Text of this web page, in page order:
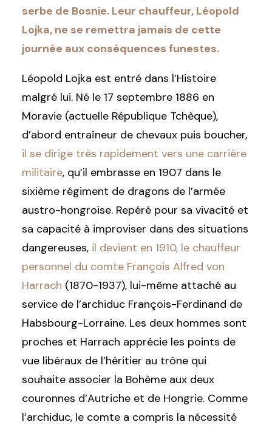
serbe de Bosnie. Leur chauffeur, Léopold
Lojka, ne se remettra jamais de cette
journée aux conséquences funestes.
Léopold Lojka est entré dans l’Histoire
malgré lui. Né le 17 septembre 1886 en
Moravie (actuelle République Tchèque),
d’abord entraîneur de chevaux puis boucher,
il se dirige très rapidement vers une carrière
militaire, qu’il embrasse en 1907 dans le
sixième régiment de dragons de l’armée
austro-hongroise. Repéré pour sa vivacité et
sa capacité à improviser dans des situations
dangereuses, il devient en 1910, le chauffeur
personnel du comte François Alfred von
Harrach (1870-1937), lui-même attaché au
service de l’archiduc François-Ferdinand de
Habsbourg-Lorraine. Les deux hommes sont
proches et Harrach apprécie les points de
vue libéraux de l’héritier au trône qui
souhaite associer la Bohème aux deux
couronnes d’Autriche et de Hongrie. Comme
l’archiduc, le comte a compris la nécessité